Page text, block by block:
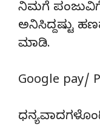
ನಿಮಗೆ
ಅನಿಸಿದ್ದಷ್ಟು
ಮಾಡಿ.
Google pay/